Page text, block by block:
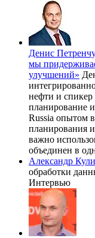
Денис
мы
улучшений»
нефти и
планирование
Russia опытом
планирования
важно
объединен в
Александр
обработки
Интервью